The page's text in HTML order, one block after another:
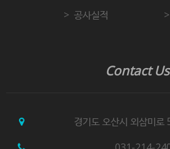
공사실적
Contact Us
경기도 오산시 외삼미로